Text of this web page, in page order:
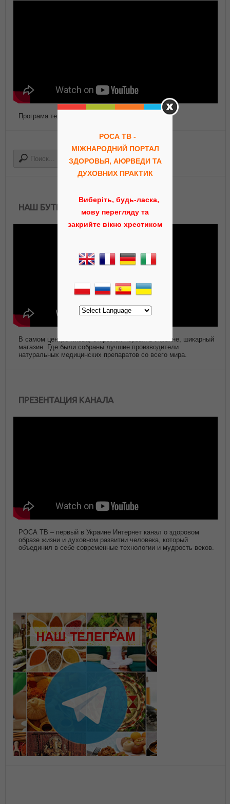
Програма телепередач Роса ТВ
НАШ БУТИК АЮРВЕДЫ
В самом центре Киева, открылся первый в Украине, шикарный
магазин. Где были собраны лучшие производители
натуральных медицинских препаратов со всего мира.
ПРЕЗЕНТАЦИЯ КАНАЛА
РОСА ТВ – первый в Украине Интернет канал о здоровом
образе жизни и духовном развитии человека, который
объединил в себе современные технологии и мудрость веков.